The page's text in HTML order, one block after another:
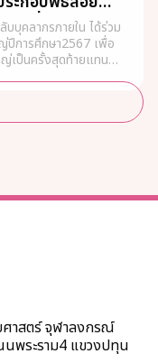
เพื่อหวังส่งดวง
ญ่เป็นครั้งสุดท้าย
าจารย์ใหญ่ และ
บุคลากรภายใน ได้ร่วม
ปีการศึกษา2567 เพื่อ
ญ่เป็นครั้งสุดท้ายแทน
ศาสตร์ จุฬาลงกรณ์
พระราม4 แขวงปทุน